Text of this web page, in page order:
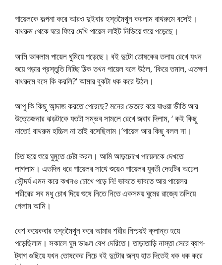
পায়েলকে কল্পনা করে আরও দুইবার হস্তমৈথুন করলাম বাথরুমে বসেই।
বাথরুম থেকে ঘরে ফিরে দেখি পায়েল লাইট নিভিয়ে শুয়ে পড়েছে।
আমি ভাবলাম পায়েল ঘুমিয়ে পড়েছে। বই দুটো তোষকের তলায় রেখে যখন
শুয়ে পড়ার প্রস্তুতি নিচ্ছি ঠিক তখন পায়েল বলে উঠল, ‘কিরে তমাল, এতক্ষণ
বাথরুমে বসে কি করলি?’ আমার বুকটা ধক করে উঠল।
আপু কি কিছু আন্দাজ করতে পেরেছে? মনের ভেতরে বয়ে যাওয়া ভীতি আর
উত্তেজনার ঝড়টাকে যতটা সম্ভব সামলে রেখে জবাব দিলাম, ‘ কই কিছু
নাতো! বাথরুম হচ্চিল না তাই বসেছিলাম।’পায়েল আর কিছু বলল না।
চিত হয়ে শুয়ে ঘুমুতে চেষ্টা করল। আমি আড়চোখে পায়েলকে দেখতে
লাগলাম। এতদিন ধরে পায়েলর সাথে শুয়েও পায়েলর যুবতী দেহটির অঢেল
সৌন্দর্য এমন করে কখনও চোখে পড়ে নি! ভাবতে ভাবতে আর পায়েলর
শরীরের সব মধু চোখ দিয়ে শুষে নিতে নিতে একসময় ঘুমের রাজ্যে তলিয়ে
গেলাম আমি।
বেশ কয়েকবার হস্তমৈথুন করে আমার শরীর নিশ্চয়ই ক্লান্ত হয়ে
পড়েছিলাম। সকালে ঘুম ভাঙল বেশ দেরিতে। তাড়াতাড়ি নাস্তা সেরে ব্যাগ-
ট্যাগ গুছিয়ে যখন তোষকের নিচে বই দুটোর জন্য হাত দিতেই ধক ধক করে